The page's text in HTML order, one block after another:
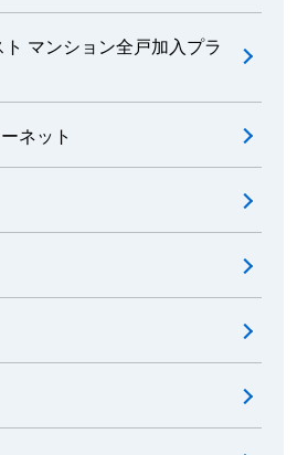
マンション全戸加入プラ
ネット